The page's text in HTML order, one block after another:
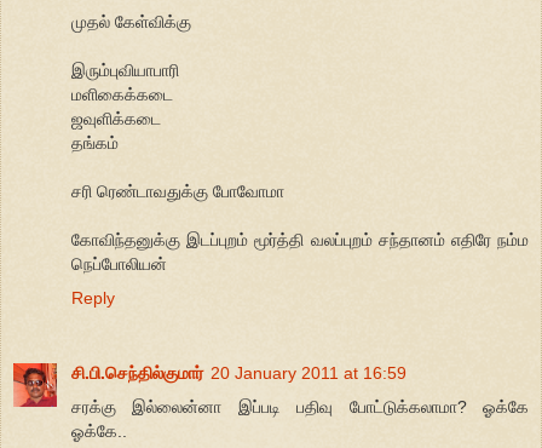
முதல் கேள்விக்கு
இரும்புவியாபாரி
மளிகைக்கடை
ஜவுளிக்கடை
தங்கம்
சரி ரெண்டாவதுக்கு போவோமா
கோவிந்தனுக்கு இடப்புறம் மூர்த்தி வலப்புறம் சந்தானம் எதிரே நம்ம
நெப்போலியன்
Reply
சி.பி.செந்தில்குமார் 20 January 2011 at 16:59
சரக்கு இல்லைன்னா இப்படி பதிவு போட்டுக்கலாமா? ஓக்கே
ஓக்கே..